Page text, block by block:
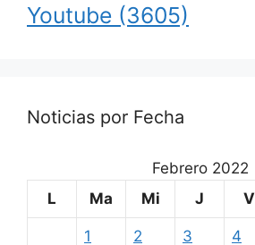
Youtube (3605)
Noticias por Fecha
Febrero 2022
L
Ma Mi J V
1 2 3 4